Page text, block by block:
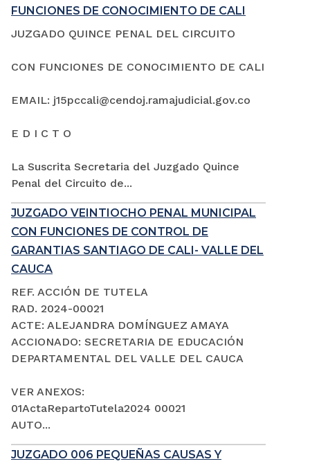
FUNCIONES DE CONOCIMIENTO DE CALI
JUZGADO QUINCE PENAL DEL CIRCUITO
CON FUNCIONES DE CONOCIMIENTO DE CALI
EMAIL: j15pccali@cendoj.ramajudicial.gov.co
E D I C T O
La Suscrita Secretaria del Juzgado Quince
Penal del Circuito de...
JUZGADO VEINTIOCHO PENAL MUNICIPAL
CON FUNCIONES DE CONTROL DE
GARANTIAS SANTIAGO DE CALI- VALLE DEL
CAUCA
REF. ACCIÓN DE TUTELA
RAD. 2024-00021
ACTE: ALEJANDRA DOMÍNGUEZ AMAYA
ACCIONADO: SECRETARIA DE EDUCACIÓN
DEPARTAMENTAL DEL VALLE DEL CAUCA
VER ANEXOS:
01ActaRepartoTutela2024 00021
AUTO...
JUZGADO 006 PEQUEÑAS CAUSAS Y